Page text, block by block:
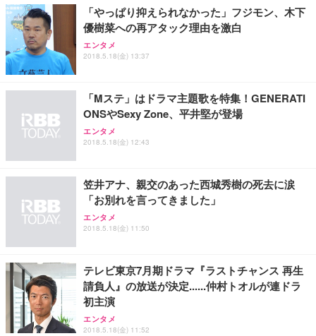
「やっぱり抑えられなかった」フジモン、木下
優樹菜への再アタック理由を激白
エンタメ
2018.5.18(金) 13:37
「Mステ」はドラマ主題歌を特集！GENERATI
ONSやSexy Zone、平井堅が登場
エンタメ
2018.5.18(金) 12:43
笠井アナ、親交のあった西城秀樹の死去に涙
「お別れを言ってきました」
エンタメ
2018.5.18(金) 11:50
テレビ東京7月期ドラマ『ラストチャンス 再生
請負人』の放送が決定......仲村トオルが連ドラ
初主演
エンタメ
2018.5.18(金) 11:52